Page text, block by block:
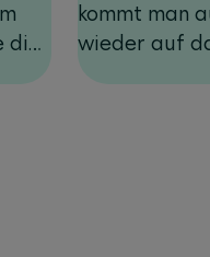
die
kommt man
wieder auf